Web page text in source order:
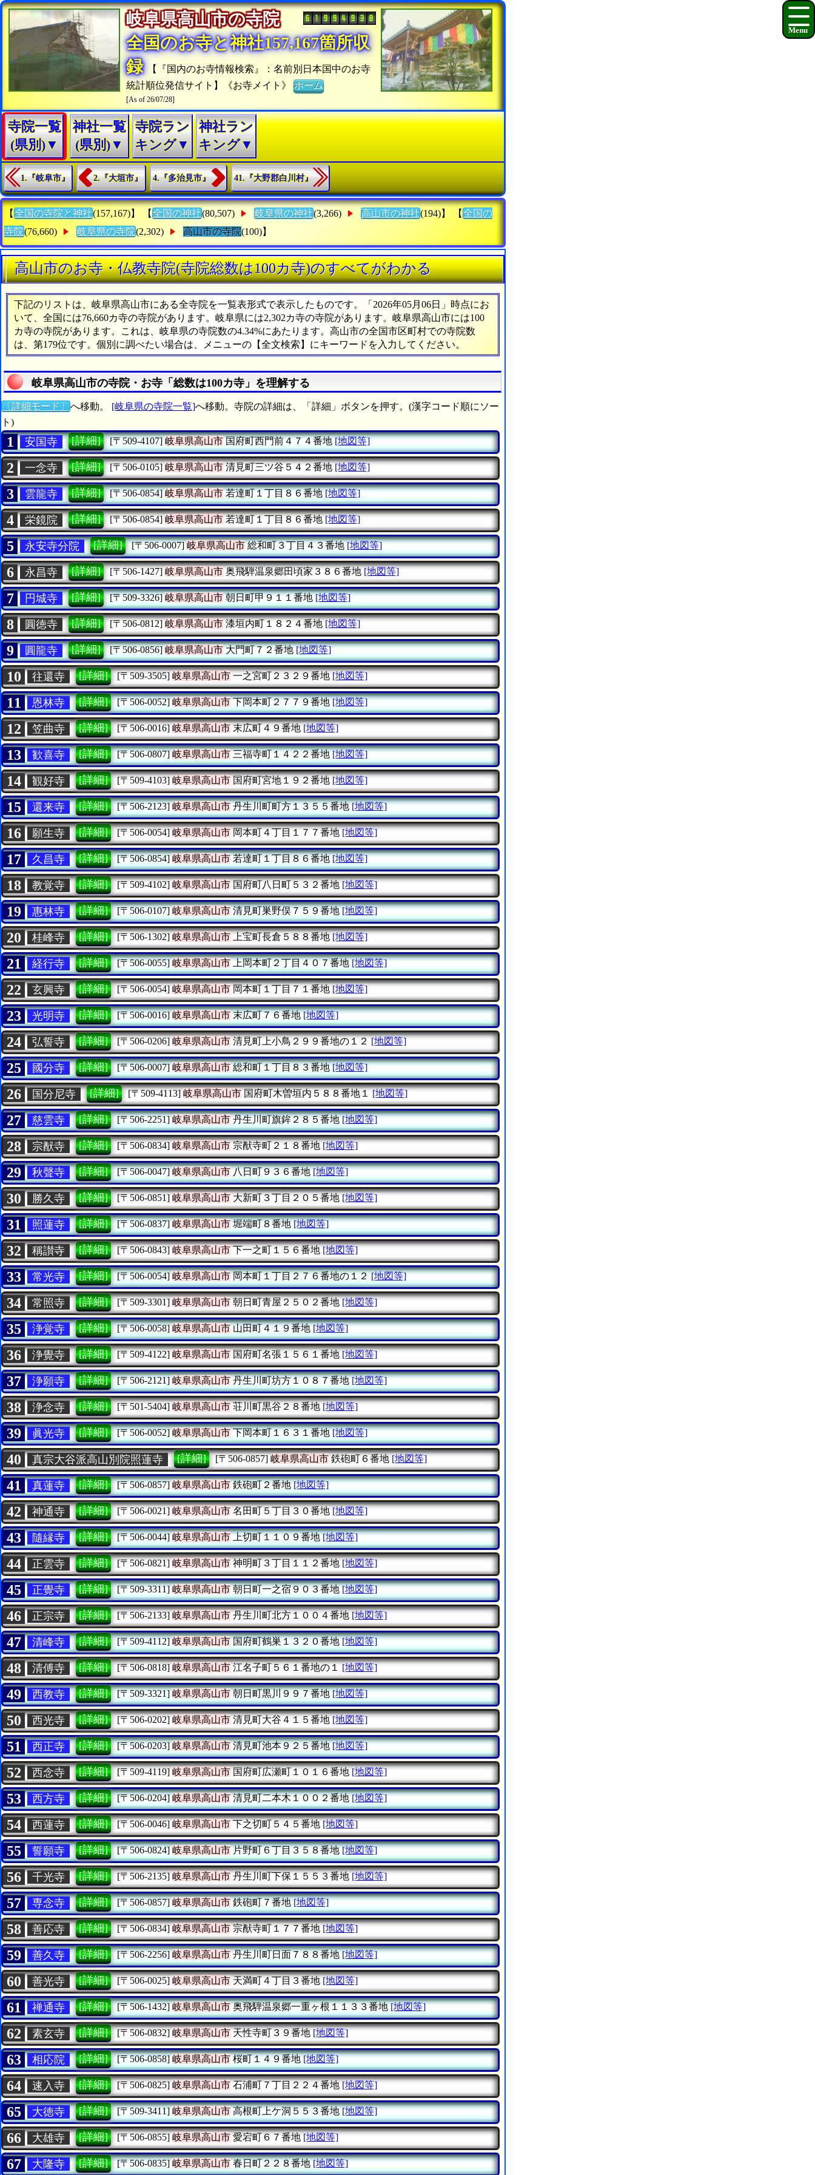
岐阜県高山市の寺院
全国のお寺と神社157,167箇所収
録
【『国内のお寺情報検索』：名前別日本国中のお寺
統計順位発信サイト】《お寺メイト》ホーム
[As of 26/07/28]
寺院一覧
(県別)▼
神社一覧
(県別)▼
寺院ラン
キング▼
神社ラン
キング▼
1.『岐阜市』 2.『大垣市』 4.『多治見市』 41.『大野郡白川村』
【 全国の寺院と神社(157,167)】 【 全国の神社(80,507) 岐阜県の神社(3,266) 高山市の神社(194)】 【 全国の
寺院(76,660) 岐阜県の寺院(2,302) 高山市の寺院(100)】
高山市のお寺・仏教寺院(寺院総数は100カ寺)のすべてがわかる
下記のリストは、岐阜県高山市にある全寺院を一覧表形式で表示したものです。「2026年05月06日」時点にお
いて、全国には76,660カ寺の寺院があります。岐阜県には2,302カ寺の寺院があります。岐阜県高山市には100
カ寺の寺院があります。これは、岐阜県の寺院数の4.34%にあたります。高山市の全国市区町村での寺院数
は、第179位です。個別に調べたい場合は、メニューの【全文検索】にキーワードを入力してください。
岐阜県高山市の寺院・お寺「総数は100カ寺」を理解する
〔詳細モード〕 へ移動。 [岐阜県の寺院一覧]へ移動。寺院の詳細は、「詳細」ボタンを押す。(漢字コード順にソー
ト)
1 安国寺 [詳細] [〒509-4107] 岐阜県高山市国府町西門前４７４番地 [地図等]
2 一念寺 [詳細] [〒506-0105] 岐阜県高山市清見町三ツ谷５４２番地 [地図等]
3 雲龍寺 [詳細] [〒506-0854] 岐阜県高山市若達町１丁目８６番地 [地図等]
4 栄鏡院 [詳細] [〒506-0854] 岐阜県高山市若達町１丁目８６番地 [地図等]
5 永安寺分院 [詳細] [〒506-0007] 岐阜県高山市総和町３丁目４３番地 [地図等]
6 永昌寺 [詳細] [〒506-1427] 岐阜県高山市奥飛騨温泉郷田頃家３８６番地 [地図等]
7 円城寺 [詳細] [〒509-3326] 岐阜県高山市朝日町甲９１１番地 [地図等]
8 圓徳寺 [詳細] [〒506-0812] 岐阜県高山市漆垣内町１８２４番地 [地図等]
9 圓龍寺 [詳細] [〒506-0856] 岐阜県高山市大門町７２番地 [地図等]
10 往還寺 [詳細] [〒509-3505] 岐阜県高山市一之宮町２３２９番地 [地図等]
11 恩林寺 [詳細] [〒506-0052] 岐阜県高山市下岡本町２７７９番地 [地図等]
12 笠曲寺 [詳細] [〒506-0016] 岐阜県高山市末広町４９番地 [地図等]
13 歓喜寺 [詳細] [〒506-0807] 岐阜県高山市三福寺町１４２２番地 [地図等]
14 観好寺 [詳細] [〒509-4103] 岐阜県高山市国府町宮地１９２番地 [地図等]
15 還来寺 [詳細] [〒506-2123] 岐阜県高山市丹生川町町方１３５５番地 [地図等]
16 願生寺 [詳細] [〒506-0054] 岐阜県高山市岡本町４丁目１７７番地 [地図等]
17 久昌寺 [詳細] [〒506-0854] 岐阜県高山市若達町１丁目８６番地 [地図等]
18 教覚寺 [詳細] [〒509-4102] 岐阜県高山市国府町八日町５３２番地 [地図等]
19 惠林寺 [詳細] [〒506-0107] 岐阜県高山市清見町巣野俣７５９番地 [地図等]
20 桂峰寺 [詳細] [〒506-1302] 岐阜県高山市上宝町長倉５８８番地 [地図等]
21 経行寺 [詳細] [〒506-0055] 岐阜県高山市上岡本町２丁目４０７番地 [地図等]
22 玄興寺 [詳細] [〒506-0054] 岐阜県高山市岡本町１丁目７１番地 [地図等]
23 光明寺 [詳細] [〒506-0016] 岐阜県高山市末広町７６番地 [地図等]
24 弘誓寺 [詳細] [〒506-0206] 岐阜県高山市清見町上小鳥２９９番地の１２ [地図等]
25 國分寺 [詳細] [〒506-0007] 岐阜県高山市総和町１丁目８３番地 [地図等]
26 国分尼寺 [詳細] [〒509-4113] 岐阜県高山市国府町木曽垣内５８８番地１ [地図等]
27 慈雲寺 [詳細] [〒506-2251] 岐阜県高山市丹生川町旗鉾２８５番地 [地図等]
28 宗猷寺 [詳細] [〒506-0834] 岐阜県高山市宗猷寺町２１８番地 [地図等]
29 秋聲寺 [詳細] [〒506-0047] 岐阜県高山市八日町９３６番地 [地図等]
30 勝久寺 [詳細] [〒506-0851] 岐阜県高山市大新町３丁目２０５番地 [地図等]
31 照蓮寺 [詳細] [〒506-0837] 岐阜県高山市堀端町８番地 [地図等]
32 稱讃寺 [詳細] [〒506-0843] 岐阜県高山市下一之町１５６番地 [地図等]
33 常光寺 [詳細] [〒506-0054] 岐阜県高山市岡本町１丁目２７６番地の１２ [地図等]
34 常照寺 [詳細] [〒509-3301] 岐阜県高山市朝日町青屋２５０２番地 [地図等]
35 浄覚寺 [詳細] [〒506-0058] 岐阜県高山市山田町４１９番地 [地図等]
36 浄覺寺 [詳細] [〒509-4122] 岐阜県高山市国府町名張１５６１番地 [地図等]
37 浄願寺 [詳細] [〒506-2121] 岐阜県高山市丹生川町坊方１０８７番地 [地図等]
38 浄念寺 [詳細] [〒501-5404] 岐阜県高山市荘川町黒谷２８番地 [地図等]
39 眞光寺 [詳細] [〒506-0052] 岐阜県高山市下岡本町１６３１番地 [地図等]
40 真宗大谷派高山別院照蓮寺 [詳細] [〒506-0857] 岐阜県高山市鉄砲町６番地 [地図等]
41 真蓮寺 [詳細] [〒506-0857] 岐阜県高山市鉄砲町２番地 [地図等]
42 神通寺 [詳細] [〒506-0021] 岐阜県高山市名田町５丁目３０番地 [地図等]
43 隨縁寺 [詳細] [〒506-0044] 岐阜県高山市上切町１１０９番地 [地図等]
44 正雲寺 [詳細] [〒506-0821] 岐阜県高山市神明町３丁目１１２番地 [地図等]
45 正覺寺 [詳細] [〒509-3311] 岐阜県高山市朝日町一之宿９０３番地 [地図等]
46 正宗寺 [詳細] [〒506-2133] 岐阜県高山市丹生川町北方１００４番地 [地図等]
47 清峰寺 [詳細] [〒509-4112] 岐阜県高山市国府町鶴巣１３２０番地 [地図等]
48 清傅寺 [詳細] [〒506-0818] 岐阜県高山市江名子町５６１番地の１ [地図等]
49 西教寺 [詳細] [〒509-3321] 岐阜県高山市朝日町黒川９９７番地 [地図等]
50 西光寺 [詳細] [〒506-0202] 岐阜県高山市清見町大谷４１５番地 [地図等]
51 西正寺 [詳細] [〒506-0203] 岐阜県高山市清見町池本９２５番地 [地図等]
52 西念寺 [詳細] [〒509-4119] 岐阜県高山市国府町広瀬町１０１６番地 [地図等]
53 西方寺 [詳細] [〒506-0204] 岐阜県高山市清見町二本木１００２番地 [地図等]
54 西蓮寺 [詳細] [〒506-0046] 岐阜県高山市下之切町５４５番地 [地図等]
55 誓願寺 [詳細] [〒506-0824] 岐阜県高山市片野町６丁目３５８番地 [地図等]
56 千光寺 [詳細] [〒506-2135] 岐阜県高山市丹生川町下保１５５３番地 [地図等]
57 専念寺 [詳細] [〒506-0857] 岐阜県高山市鉄砲町７番地 [地図等]
58 善応寺 [詳細] [〒506-0834] 岐阜県高山市宗猷寺町１７７番地 [地図等]
59 善久寺 [詳細] [〒506-2256] 岐阜県高山市丹生川町日面７８８番地 [地図等]
60 善光寺 [詳細] [〒506-0025] 岐阜県高山市天満町４丁目３番地 [地図等]
61 禅通寺 [詳細] [〒506-1432] 岐阜県高山市奥飛騨温泉郷一重ヶ根１１３３番地 [地図等]
62 素玄寺 [詳細] [〒506-0832] 岐阜県高山市天性寺町３９番地 [地図等]
63 相応院 [詳細] [〒506-0858] 岐阜県高山市桜町１４９番地 [地図等]
64 速入寺 [詳細] [〒506-0825] 岐阜県高山市石浦町７丁目２２４番地 [地図等]
65 大徳寺 [詳細] [〒509-3411] 岐阜県高山市高根町上ケ洞５５３番地 [地図等]
66 大雄寺 [詳細] [〒506-0855] 岐阜県高山市愛宕町６７番地 [地図等]
67 大隆寺 [詳細] [〒506-0835] 岐阜県高山市春日町２２８番地 [地図等]